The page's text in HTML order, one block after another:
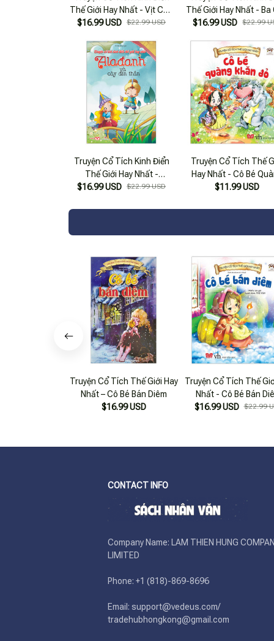
Thế Giới Hay Nhất - Vịt Con
Xấu Xí
$16.99 USD $22.99 USD
Thế Giới Hay Nhất - Ba
Heo Con
$16.99 USD $22.99
Truyện Cổ Tích Kinh Điển
Thế Giới Hay Nhất -
Alađanh Và Cây Đèn Thần
$16.99 USD $22.99 USD
Truyện Cổ Tích Thế
Hay Nhất - Cô Bé
Khăn Đỏ (tái Bản
$11.99 USD
Truyện Cổ Tích Thế Giới Hay
Nhất – Cô Bé Bán Diêm
$16.99 USD
Truyện Cổ Tích Thế
Nhất - Cô Bé Bán
$16.99 USD $22.99
CONTACT INFO
Company Name: LAM THIEN HUNG
LIMITED
Phone: +1 (818)-869-8696
Email: support@vedeus.com/
tradehubhongkong@gmail.com